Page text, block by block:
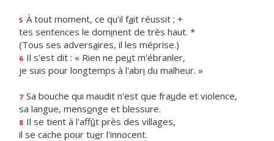
5 À tout moment, ce qu'il fait réussit ; +
tes sentences le dominent de très haut. *
(Tous ses adversaires, il les méprise.)
6 Il s'est dit : « Rien ne peut m'ébranler,
je suis pour longtemps à l'abri du malheur. »
7 Sa bouche qui maudit n'est que fraude et violence,
sa langue, mensonge et blessure.
8 Il se tient à l'affût près des villages,
il se cache pour tuer l'innocent.